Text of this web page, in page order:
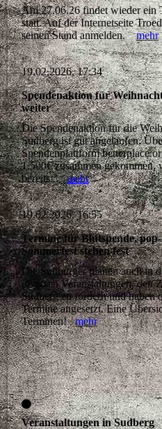
Am 27.06.26 findet wieder ein
statt. Auf der Internetseite
seinen Stand anmelden.mehr
19.02.2026, 17:34
Spendenaktion für
weiter
Die Spendenaktion für die
Sudberg ist gut angelaufen.
Spendenplattform
1.500€ zusammen gekommen,
bereits...mehr
19.02.2026, 16:55
Termine für Blutspende,
Sommerfest stehen fest
Die Sudbürger planen auch in
diversen Veranstaltungen, den
Sudberg zu fördern und haben
Termine angesetzt. Eine
Terminen!mehr
Veranstaltungen in Sudberg